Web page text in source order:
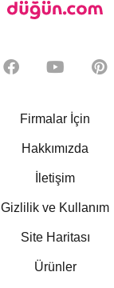
Firmalar İçin
Hakkımızda
İletişim
Gizlilik ve Kullanım
Site Haritası
Ürünler